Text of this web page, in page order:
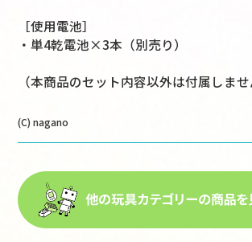
［使用電池］
・単4乾電池×3本（別売り）
（本商品のセット内容以外は付属しませ
(C) nagano